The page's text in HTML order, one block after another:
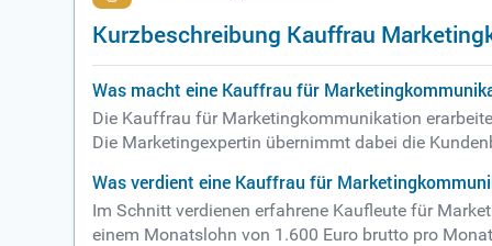
Kurzbeschreibung Kauffrau
Was macht eine Kauffrau für
Die Kauffrau für Marketingkommunikation
Die Marketingexpertin übernimmt dabei die
Was verdient eine Kauffrau für
Im Schnitt verdienen erfahrene Kaufleute für
einem Monatslohn von 1.600 Euro brutto pro